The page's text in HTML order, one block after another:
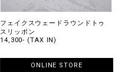
フェイクスウェードラウンドトゥ
スリッポン
14,300- (TAX IN)
ONLINE STORE